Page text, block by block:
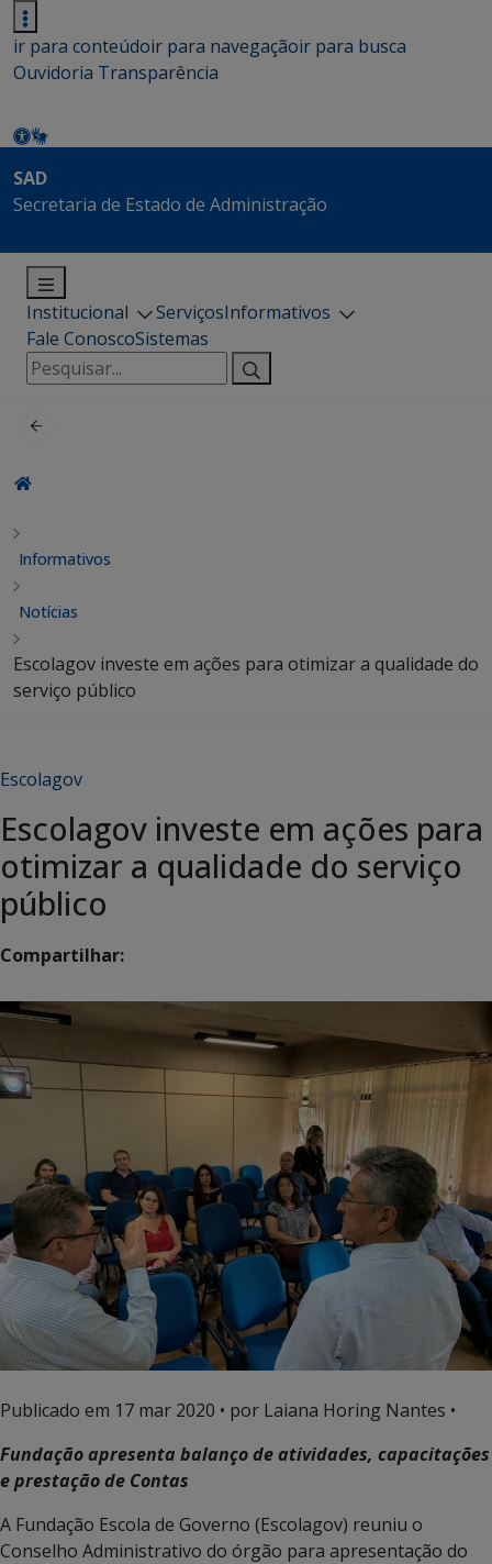
ir para conteúdoir para navegaçãoir para busca
Ouvidoria Transparência
SAD
Secretaria de Estado de Administração
Institucional ServiçosInformativos
Fale ConoscoSistemas
Pesquisar
por:
Informativos
Notícias
Escolagov investe em ações para otimizar a qualidade do
serviço público
Escolagov
Escolagov investe em ações para
otimizar a qualidade do serviço
público
Compartilhar:
Publicado em 17 mar 2020 • por Laiana Horing Nantes •
Fundação apresenta balanço de atividades, capacitações
e prestação de Contas
A Fundação Escola de Governo (Escolagov) reuniu o
Conselho Administrativo do órgão para apresentação do